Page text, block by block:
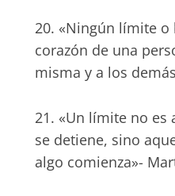
20. «Ningún límite o
corazón de una
misma y a los
21. «Un límite no es
se detiene, sino
algo comienza»-